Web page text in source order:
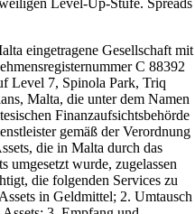
eingetragene Gesellschaft mit
C 88392
Level 7, Spinola Park, Triq
Malta, die unter dem Namen
Finanzaufsichtsbehörde
gemäß der Verordnung
die in Malta durch das
umgesetzt wurde, zugelassen
die folgenden Services zu
in Geldmittel; 2. Umtausch